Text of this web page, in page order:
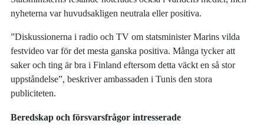
nyheterna var huvudsakligen neutrala eller positiva.
”Diskussionerna i radio och TV om statsminister Marins vilda
festvideo var för det mesta ganska positiva. Många tycker att
saker och ting är bra i Finland eftersom detta väckt en så stor
uppståndelse”, beskriver ambassaden i Tunis den stora
publiciteten.
Beredskap och försvarsfrågor intresserade